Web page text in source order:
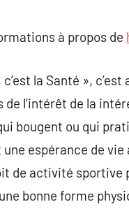
à propos de
c’est la Santé »,
de l’intérêt de la
bougent ou qui
une espérance de
de activité
bonne forme